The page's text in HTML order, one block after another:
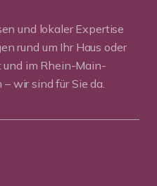
und lokaler Expertise
rund um Ihr Haus oder
im Rhein-Main-
wir sind für Sie da.